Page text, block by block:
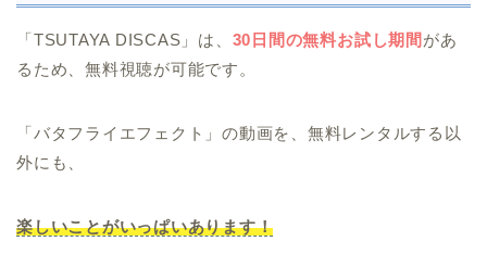
「TSUTAYA DISCAS」は、 30日間の無料お試し期間 があ
るため、無料視聴が可能です。
「バタフライエフェクト」の動画を、無料レンタルする以
外にも、
楽しいことがいっぱいあります！